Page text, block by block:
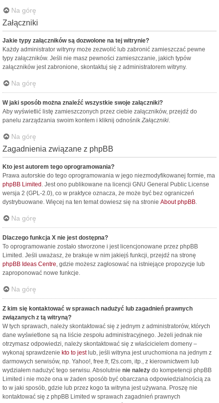
Na górę
Załączniki
Jakie typy załączników są dozwolone na tej witrynie?
Każdy administrator witryny może zezwolić lub zabronić zamieszczać pewne
typy załączników. Jeśli nie masz pewności zamieszczanie, jakich typów
załączników jest zabronione, skontaktuj się z administratorem witryny.
Na górę
W jaki sposób można znaleźć wszystkie swoje załączniki?
Aby wyświetlić listę zamieszczonych przez ciebie załączników, przejdź do
panelu zarządzania swoim kontem i kliknij odnośnik Załączniki.
Na górę
Zagadnienia związane z phpBB
Kto jest autorem tego oprogramowania?
Prawa autorskie do tego oprogramowania w jego niezmodyfikowanej formie, ma
phpBB Limited . Jest ono publikowane na licencji GNU General Public License
wersja 2 (GPL-2.0), co w praktyce oznacza, że może być bez ograniczeń
dystrybuowane. Więcej na ten temat dowiesz się na stronie About phpBB.
Na górę
Dlaczego funkcja X nie jest dostępna?
To oprogramowanie zostało stworzone i jest licencjonowane przez phpBB
Limited. Jeśli uważasz, że brakuje w nim jakiejś funkcji, przejdź na stronę
phpBB Ideas Centre, gdzie możesz zagłosować na istniejące propozycje lub
zaproponować nowe funkcje.
Na górę
Z kim się kontaktować w sprawach nadużyć lub zagadnień prawnych
związanych z tą witryną?
W tych sprawach, należy skontaktować się z jednym z administratorów, których
dane wyświetlone są na liście zespołu administracyjnego. Jeżeli jednak nie
otrzymasz odpowiedzi, należy skontaktować się z właścicielem domeny –
wykonaj sprawdzenie kto to jestlub, jeśli witryna jest uruchomiona na jednym z
darmowych serwisów, np. Yahoo!, free.fr, f2s.com, itp., z kierownictwem lub
wydziałem nadużyć tego serwisu. Absolutnie nie należy do kompetencji phpBB
Limited i nie może ona w żaden sposób być obarczana odpowiedzialnością za
to w jaki sposób, gdzie lub przez kogo ta witryna jest używana. Proszę nie
kontaktować się z phpBB Limited w sprawach zagadnień prawnych